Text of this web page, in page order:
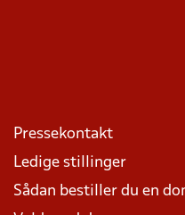
Pressekontakt
Ledige stillinger
Sådan bestiller du en